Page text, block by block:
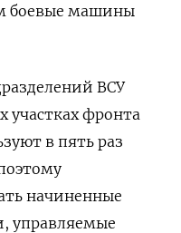
боевые машины
ВСУ
участках фронта
в пять раз
начиненные
управляемые